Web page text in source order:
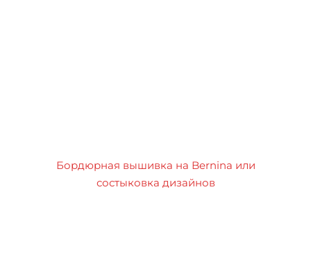
Бордюрная вышивка на Bernina или
состыковка дизайнов